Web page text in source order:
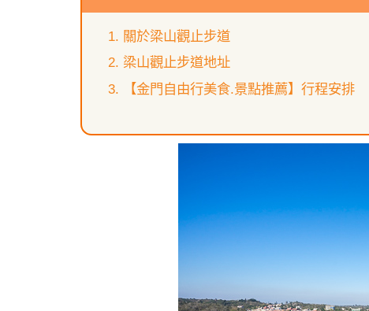
關於梁山觀止步道
梁山觀止步道地址
【金門自由行美食.景點推薦】行程安排